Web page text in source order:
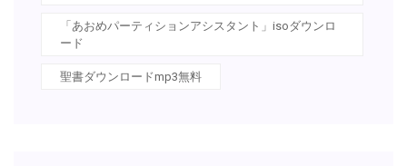
「あおめパーティションアシスタント」isoダウンロ
ード
聖書ダウンロードmp3無料